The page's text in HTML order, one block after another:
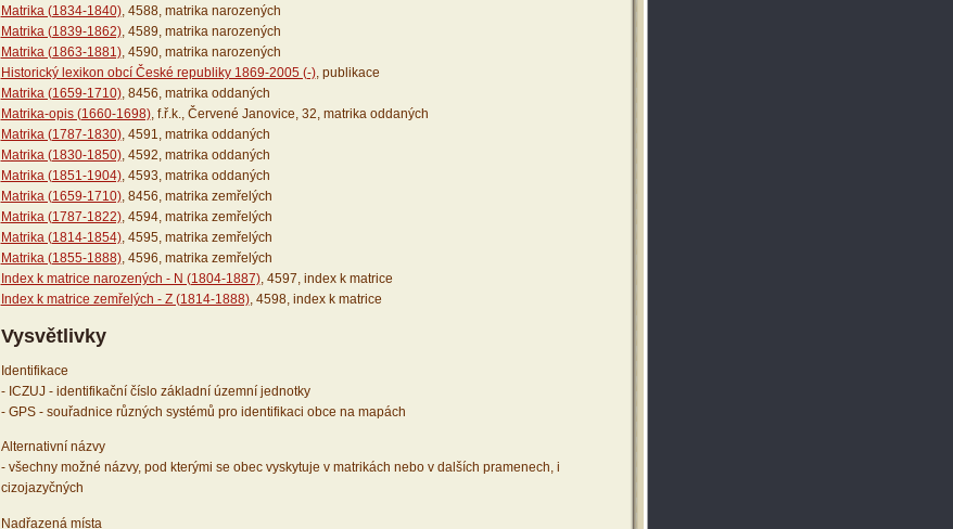
Matrika (1834-1840), 4588, matrika narozených
Matrika (1839-1862), 4589, matrika narozených
Matrika (1863-1881), 4590, matrika narozených
Historický lexikon obcí České republiky 1869-2005 (-), publikace
Matrika (1659-1710), 8456, matrika oddaných
Matrika-opis (1660-1698), f.ř.k., Červené Janovice, 32, matrika oddaných
Matrika (1787-1830), 4591, matrika oddaných
Matrika (1830-1850), 4592, matrika oddaných
Matrika (1851-1904), 4593, matrika oddaných
Matrika (1659-1710), 8456, matrika zemřelých
Matrika (1787-1822), 4594, matrika zemřelých
Matrika (1814-1854), 4595, matrika zemřelých
Matrika (1855-1888), 4596, matrika zemřelých
Index k matrice narozených - N (1804-1887), 4597, index k matrice
Index k matrice zemřelých - Z (1814-1888), 4598, index k matrice
Vysvětlivky
Identifikace
- ICZUJ - identifikační číslo základní územní jednotky
- GPS - souřadnice různých systémů pro identifikaci obce na mapách
Alternativní názvy
- všechny možné názvy, pod kterými se obec vyskytuje v matrikách nebo v dalších pramenech, i
cizojazyčných
Nadřazená místa